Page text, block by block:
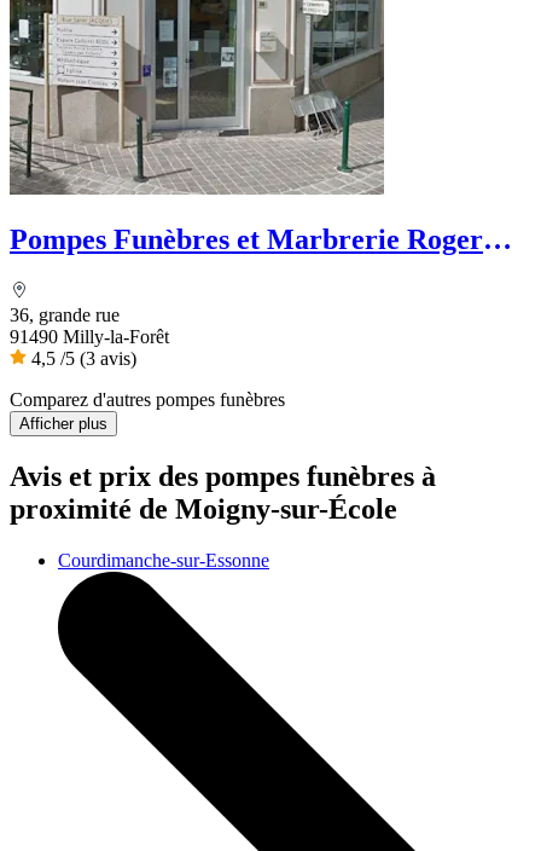
Pompes Funèbres et Marbrerie Roger
36, grande rue
91490 Milly-la-Forêt
4,5 /5 (3 avis)
Comparez d'autres pompes funèbres
Afficher plus
Avis et prix des pompes funèbres à
proximité de Moigny-sur-École
Courdimanche-sur-Essonne